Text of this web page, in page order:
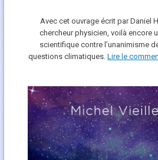
Avec cet ouvrage écrit par Daniel
chercheur physicien, voilà encore
scientifique contre l’unanimisme
questions climatiques. Lire le